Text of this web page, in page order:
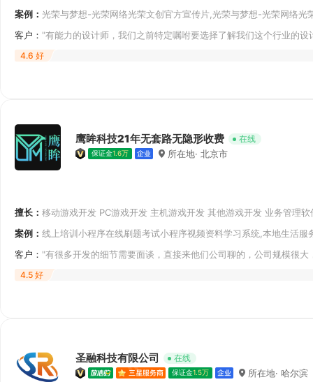
案例： 光荣与梦想-光荣网络光荣文创官方宣传片,光荣与梦想-光荣网络
客户： "有能力的设计师，我们之前特定嘱咐要选择了解我们这个行业的
有问题，结合
4.6 好
鹰眸科技21年无套路无隐形收费 在线
保证金1.6万 所在地· 北京市
擅长： 移动游戏开发 PC游戏开发 主机游戏开发 其他游戏开发 业务管理
案例： 线上培训小程序在线刷题考试小程序视频资料学习系统,本地生活服
客户： "有很多开发的细节需要面谈，直接来他们公司聊的，公司规模很
也专业，先帮
4.5 好
圣融科技有限公司 在线
保证金1.5万 所在地· 哈尔滨